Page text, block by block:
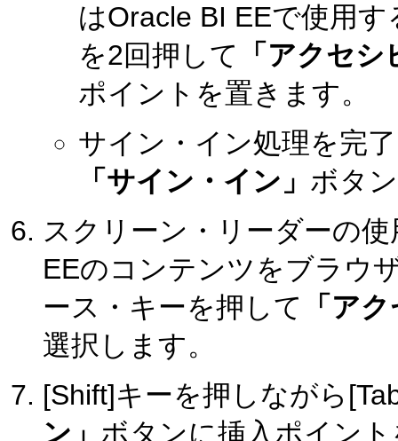
はOracle BI EEで使用
を2回押して
「アクセ
ポイントを置きます。
サイン・イン処理を完
「サイン・イン」 ボタ
スクリーン・リーダーの
EEのコンテンツをブラウ
ース・キーを押して
「ア
選択します。
[Shift]キーを押しながら
ン」 ボタンに挿入ポイン